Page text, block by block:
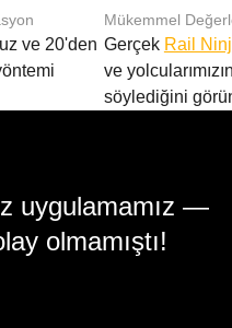
ve 20'den
Mükemmel
Gerçek Rail
ve
söylediğini
uygulamamız —
olmamıştı!